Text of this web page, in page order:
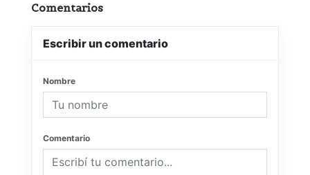
Comentarios
Escribir un comentario
Nombre
Comentario